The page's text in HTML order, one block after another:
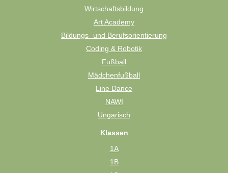
Wirtschaftsbildung
Art Academy
Bildungs- und Berufsorientierung
Coding & Robotik
Fußball
Mädchenfußball
Line Dance
NAWI
Ungarisch
Klassen
1A
1B